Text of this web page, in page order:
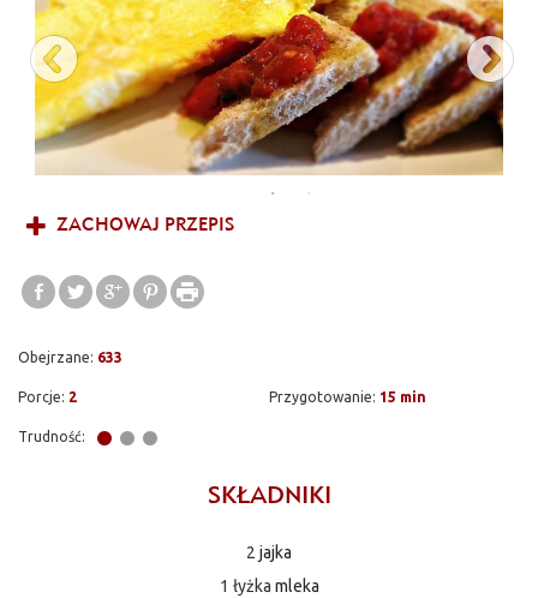
ZACHOWAJ PRZEPIS
Obejrzane: 633
Porcje: 2 Przygotowanie: 15 min
Trudność:
SKŁADNIKI
2 jajka
1 łyżka mleka